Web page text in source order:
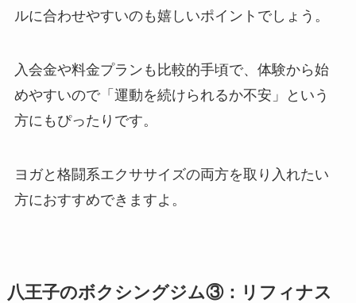
ルに合わせやすいのも嬉しいポイントでしょう。
入会金や料金プランも比較的手頃で、体験から始
めやすいので「運動を続けられるか不安」という
方にもぴったりです。
ヨガと格闘系エクササイズの両方を取り入れたい
方におすすめできますよ。
八王子のボクシングジム③：リフィナス